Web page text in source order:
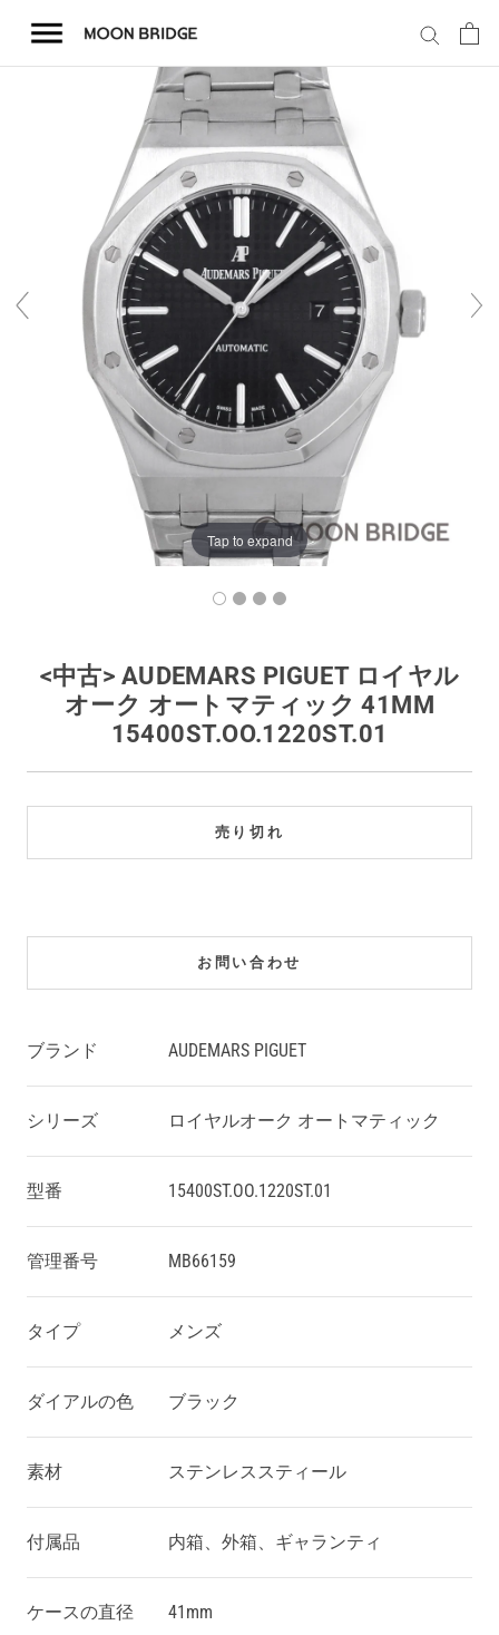
テ
会社概要
事業内容
買取価格例一覧
保証とメンテナンス
Tap to expand
<中古> AUDEMARS PIGUET ロイヤル
オーク オートマティック 41MM
15400ST.OO.1220ST.01
売り切れ
お問い合わせ
ブランド AUDEMARS PIGUET
シリーズ ロイヤルオーク オートマティック
型番 15400ST.OO.1220ST.01
管理番号 MB66159
タイプ メンズ
ダイアルの色 ブラック
素材 ステンレススティール
付属品 内箱、外箱、ギャランティ
ケースの直径 41mm